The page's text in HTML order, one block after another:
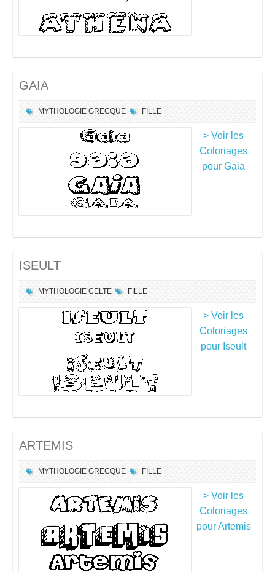
GAIA
MYTHOLOGIE GRECQUE FILLE
> Voir les
Coloriages
pour Gaia
ISEULT
MYTHOLOGIE CELTE FILLE
> Voir les
Coloriages
pour Iseult
ARTEMIS
MYTHOLOGIE GRECQUE FILLE
> Voir les
Coloriages
pour Artemis